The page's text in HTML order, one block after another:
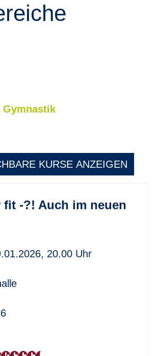
Gymnastik
KURSE ANZEIGEN
fit -?! Auch im neuen
20.00 Uhr